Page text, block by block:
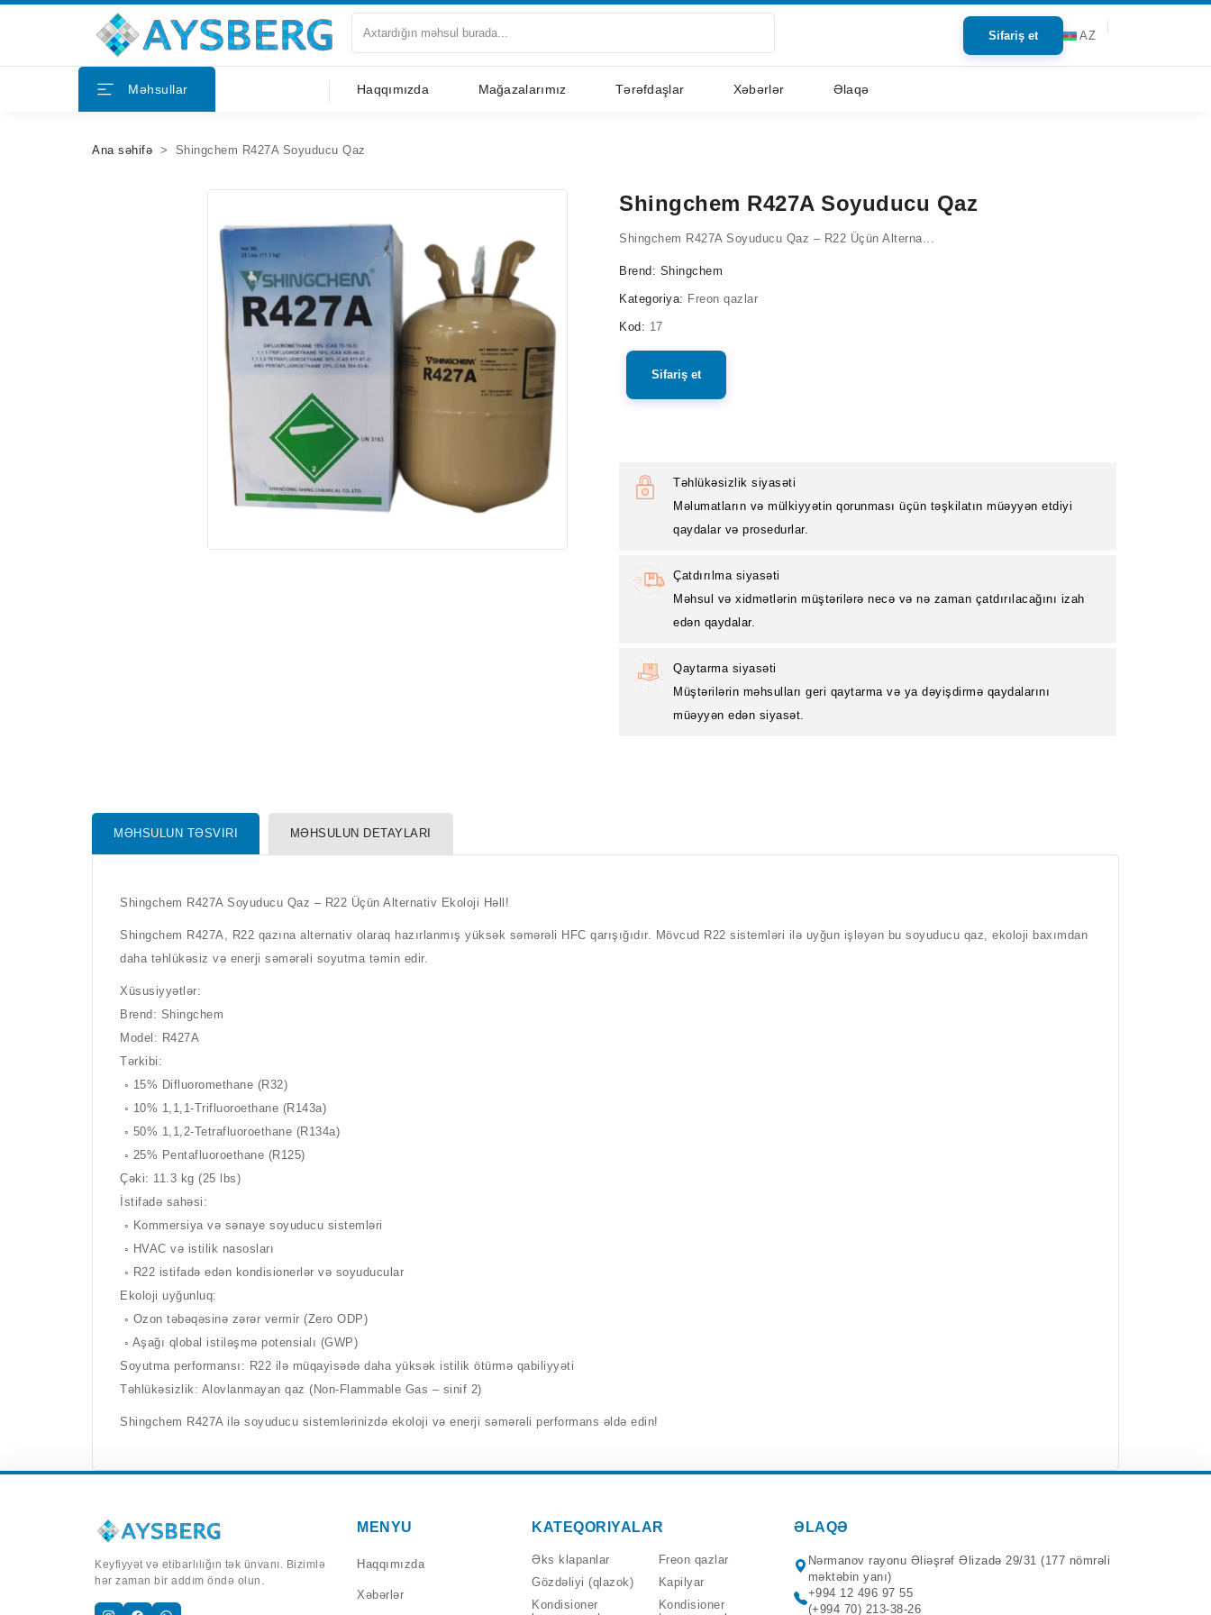
Sifariş et AZ
Məhsullar Haqqımızda Mağazalarımız Tərəfdaşlar Xəbərlər Əlaqə
Ana səhifə Shingchem R427A Soyuducu Qaz
Shingchem R427A Soyuducu Qaz
Shingchem R427A Soyuducu Qaz – R22 Üçün Alterna...
Brend: Shingchem
Kategoriya: Freon qazlar
Kod: 17
Sifariş et
Təhlükəsizlik siyasəti
Məlumatların və mülkiyyətin qorunması üçün təşkilatın müəyyən etdiyi
qaydalar və prosedurlar.
Çatdırılma siyasəti
Məhsul və xidmətlərin müştərilərə necə və nə zaman çatdırılacağını izah
edən qaydalar.
Qaytarma siyasəti
Müştərilərin məhsulları geri qaytarma və ya dəyişdirmə qaydalarını
müəyyən edən siyasət.
MƏHSULUN TƏSVIRI MƏHSULUN DETAYLARI
Shingchem R427A Soyuducu Qaz – R22 Üçün Alternativ Ekoloji Həll!
Shingchem R427A, R22 qazına alternativ olaraq hazırlanmış yüksək səmərəli HFC qarışığıdır. Mövcud R22 sistemləri ilə uyğun işləyən bu soyuducu qaz, ekoloji baxımdan
daha təhlükəsiz və enerji səmərəli soyutma təmin edir.
Xüsusiyyətlər:
Brend: Shingchem
Model: R427A
Tərkibi:
◦ 15% Difluoromethane (R32)
◦ 10% 1,1,1-Trifluoroethane (R143a)
◦ 50% 1,1,2-Tetrafluoroethane (R134a)
◦ 25% Pentafluoroethane (R125)
Çəki: 11.3 kg (25 lbs)
İstifadə sahəsi:
◦ Kommersiya və sənaye soyuducu sistemləri
◦ HVAC və istilik nasosları
◦ R22 istifadə edən kondisionerlər və soyuducular
Ekoloji uyğunluq:
◦ Ozon təbəqəsinə zərər vermir (Zero ODP)
◦ Aşağı qlobal istiləşmə potensialı (GWP)
Soyutma performansı: R22 ilə müqayisədə daha yüksək istilik ötürmə qabiliyyəti
Təhlükəsizlik: Alovlanmayan qaz (Non-Flammable Gas – sinif 2)
Shingchem R427A ilə soyuducu sistemlərinizdə ekoloji və enerji səmərəli performans əldə edin!
Keyfiyyət və etibarlılığın tək ünvanı. Bizimlə
hər zaman bir addım öndə olun.
MENYU
Haqqımızda
Xəbərlər
KATEQORIYALAR
Əks klapanlar
Freon qazlar
Gözdəliyi (qlazok)
Kapilyar
Kondisioner
Kondisioner
ƏLAQƏ
Nərmanov rayonu Əliəşrəf Əlizadə 29/31 (177 nömrəli
məktəbin yanı)
+994 12 496 97 55
(+994 70) 213-38-26